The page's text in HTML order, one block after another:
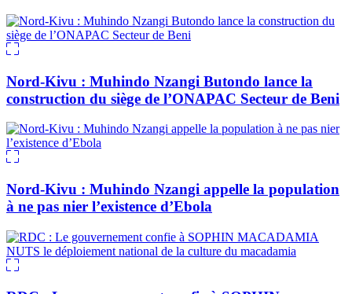
Nord-Kivu : Muhindo Nzangi Butondo lance la
construction du siège de l’ONAPAC Secteur de Beni
Nord-Kivu : Muhindo Nzangi appelle la population
à ne pas nier l’existence d’Ebola